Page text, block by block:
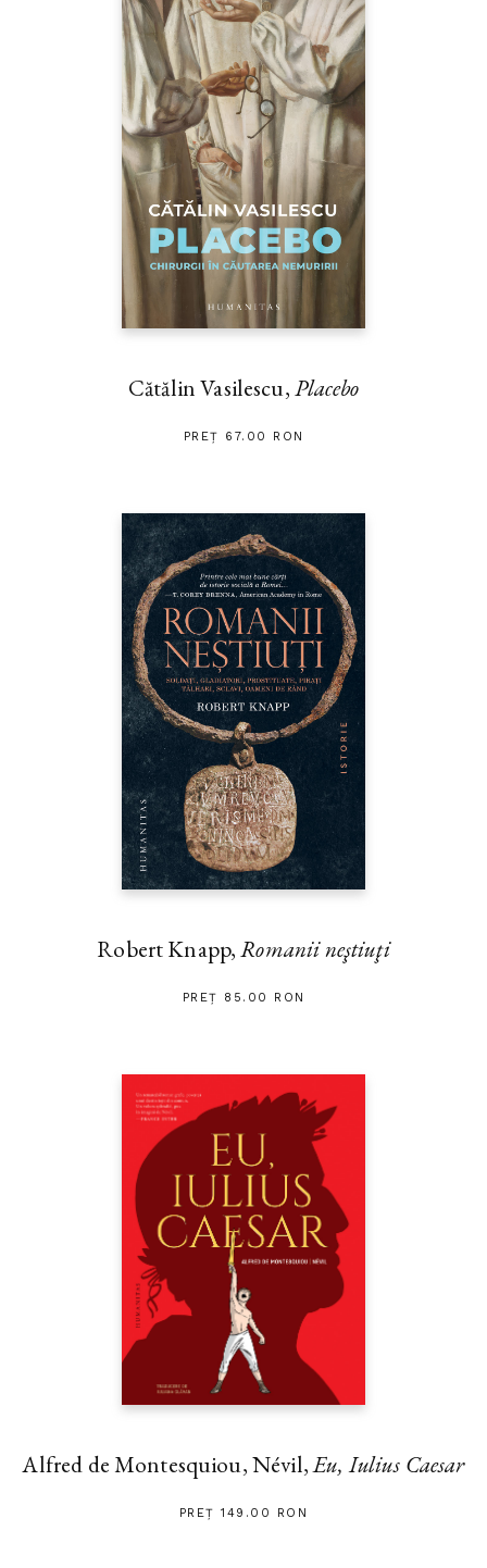
Cătălin Vasilescu,Placebo
PREȚ 67.00 RON
Robert Knapp,Romanii neştiuţi
PREȚ 85.00 RON
Alfred de Montesquiou, Névil,Eu, Iulius Caesar
PREȚ 149.00 RON